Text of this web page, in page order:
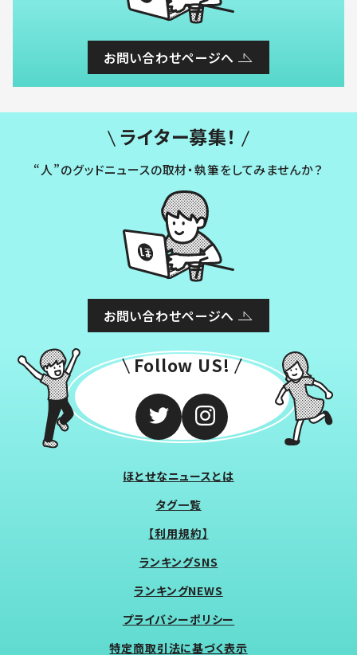
お問い合わせページへ
ライター募集！
“人”のグッドニュースの取材・執筆をしてみませんか？
お問い合わせページへ
Follow US!
ほとせなニュースとは
タグ一覧
【利用規約】
ランキングSNS
ランキングNEWS
プライバシーポリシー
特定商取引法に基づく表示